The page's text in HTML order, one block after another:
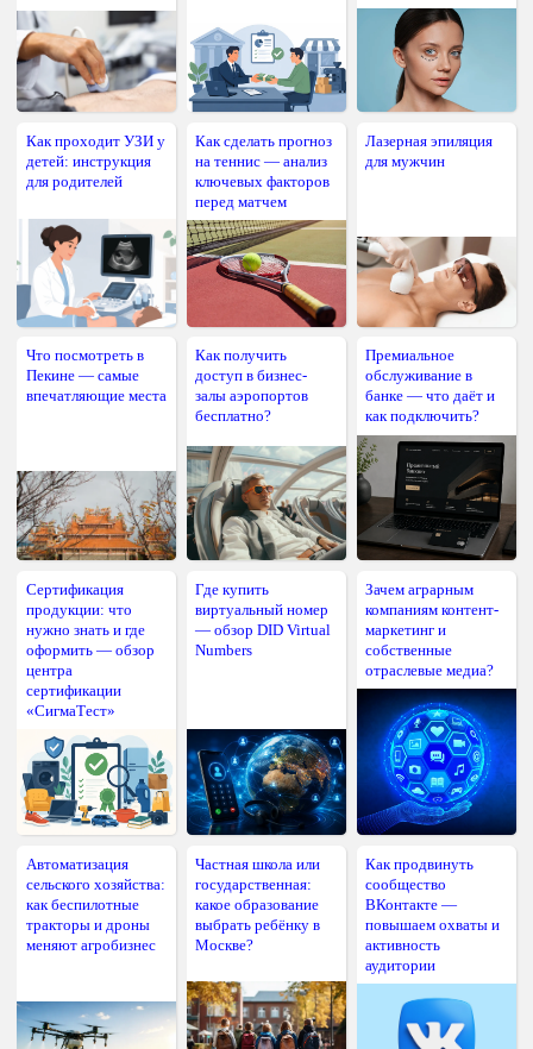
Как проходит УЗИ у
детей: инструкция
для родителей
Как сделать прогноз
на теннис — анализ
ключевых факторов
перед матчем
Лазерная эпиляция
для мужчин
Что посмотреть в
Пекине — самые
впечатляющие места
Как получить
доступ в бизнес-
залы аэропортов
бесплатно?
Премиальное
обслуживание в
банке — что даёт и
как подключить?
Сертификация
продукции: что
нужно знать и где
оформить — обзор
центра
сертификации
«СигмаТест»
Где купить
виртуальный номер
— обзор DID Virtual
Numbers
Зачем аграрным
компаниям контент-
маркетинг и
собственные
отраслевые медиа?
Автоматизация
сельского хозяйства:
как беспилотные
тракторы и дроны
меняют агробизнес
Частная школа или
государственная:
какое образование
выбрать ребёнку в
Москве?
Как продвинуть
сообщество
ВКонтакте —
повышаем охваты и
активность
аудитории